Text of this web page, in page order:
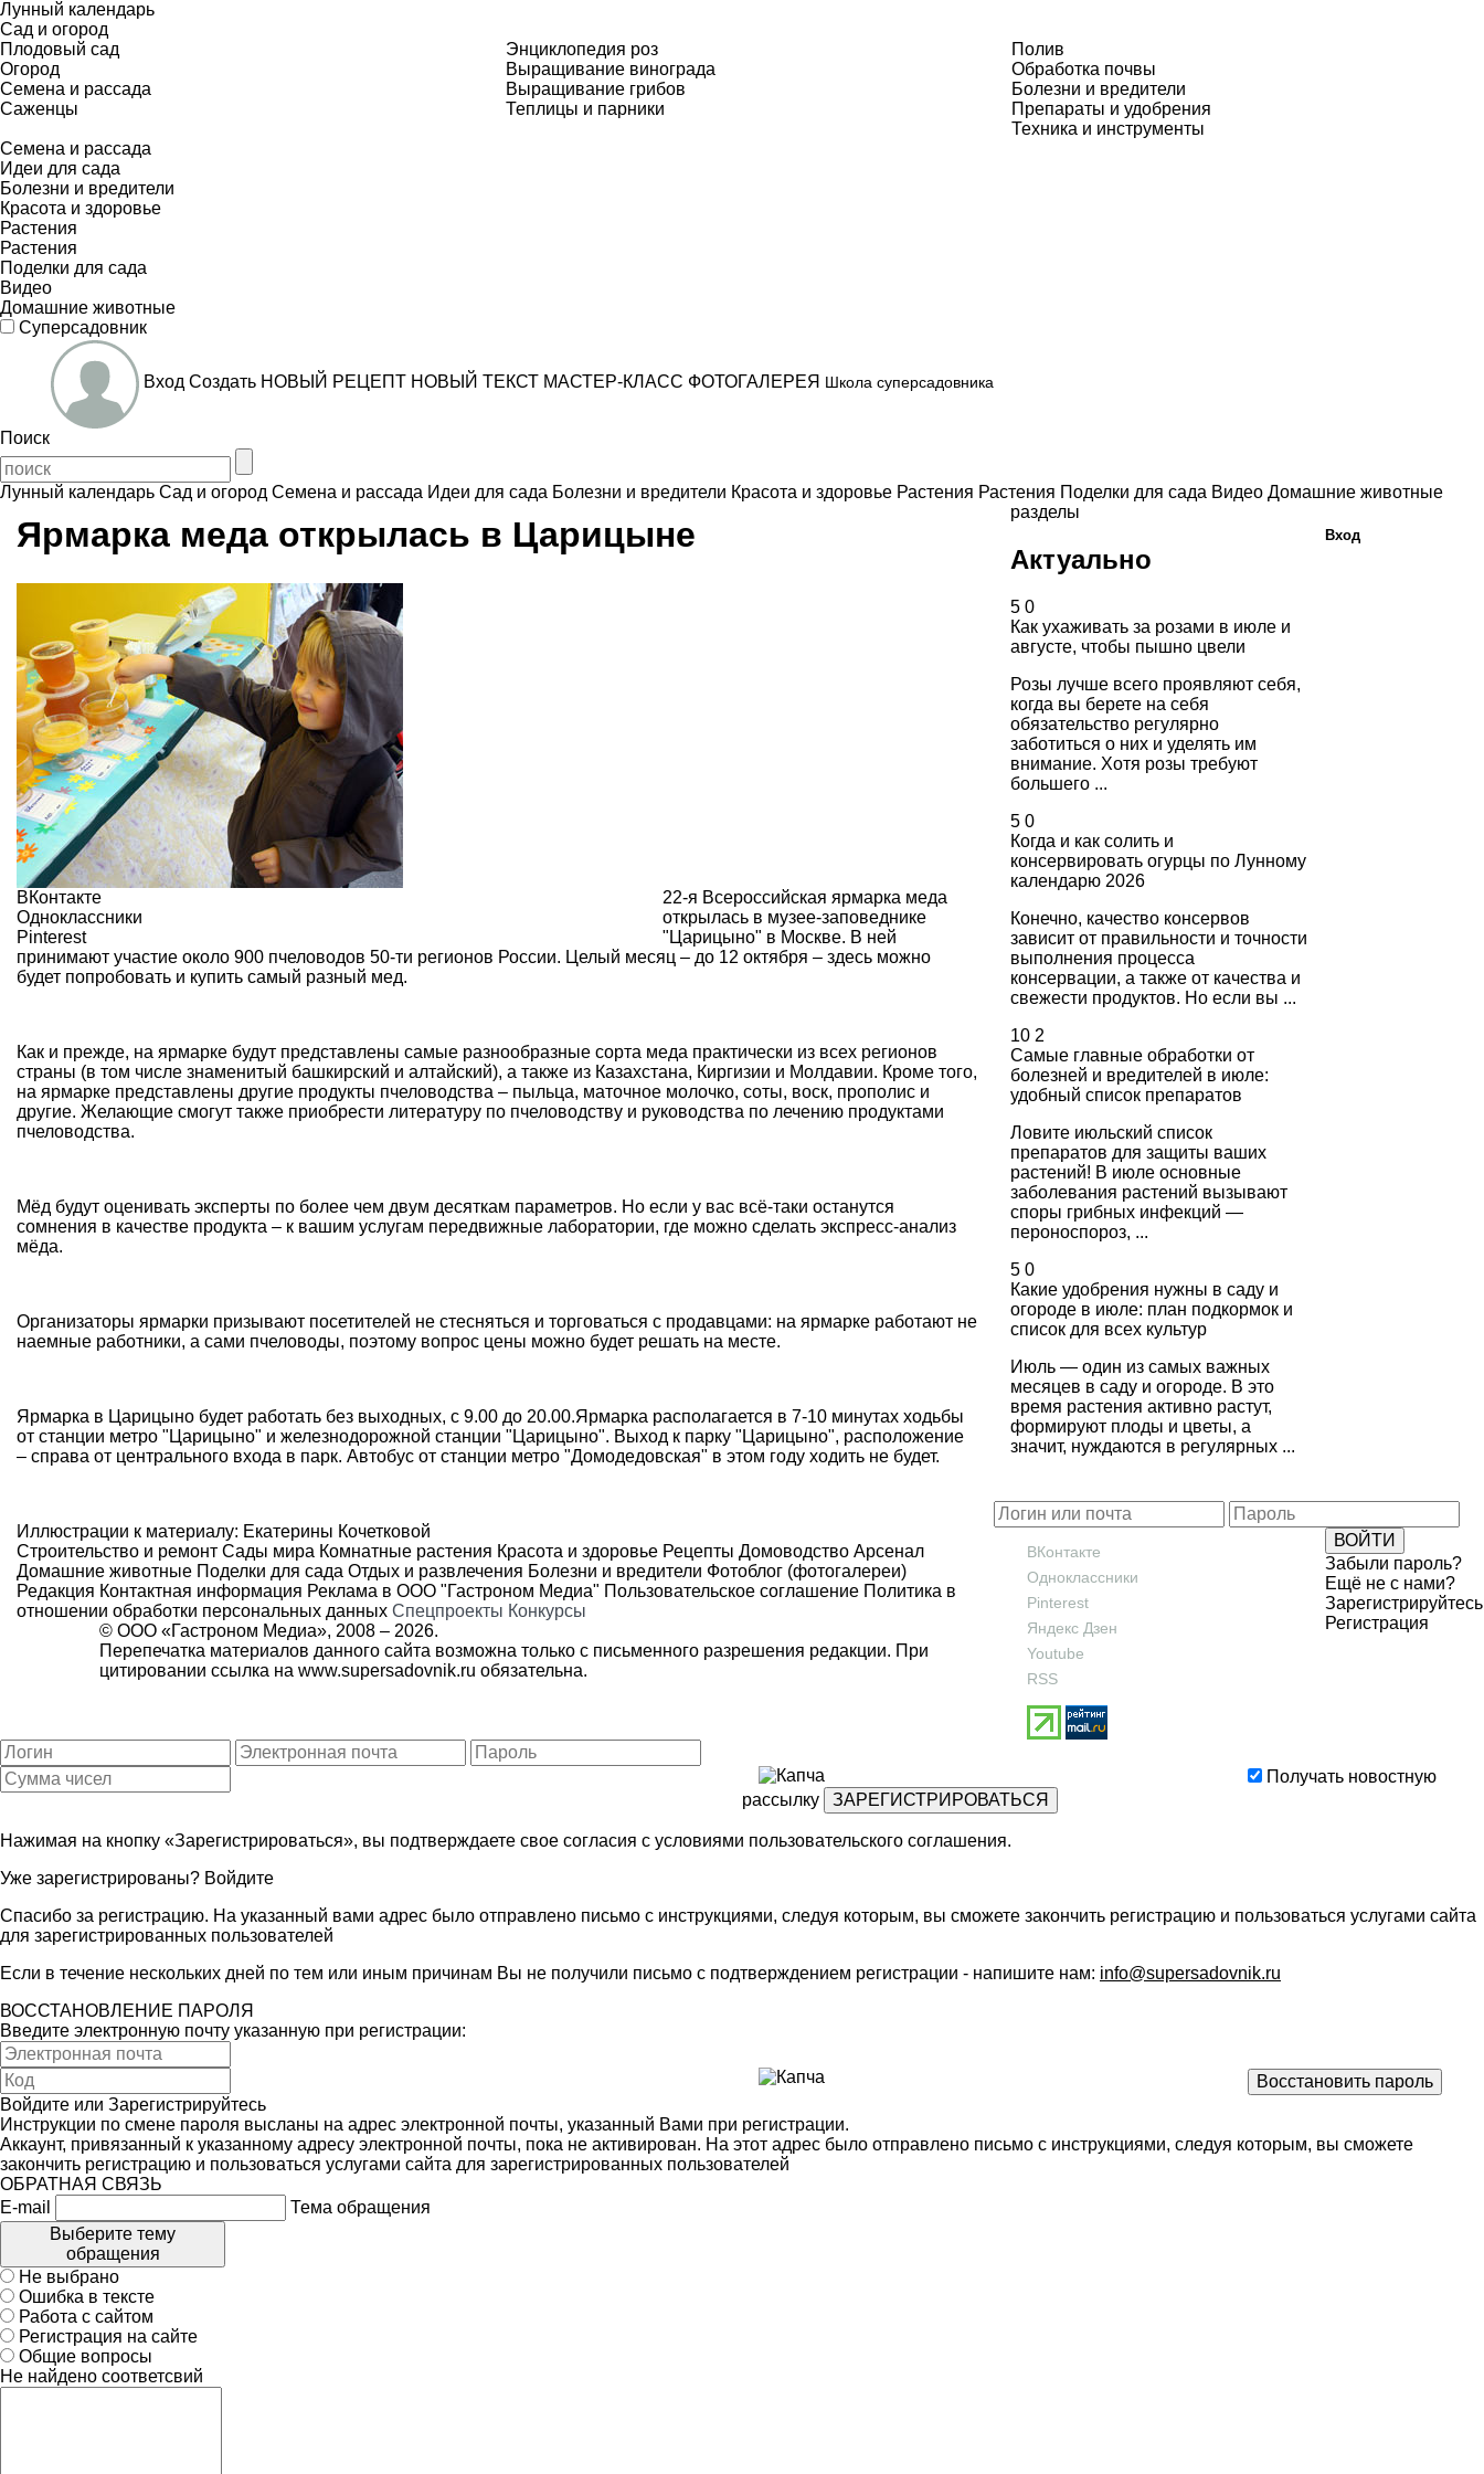
Лунный календарь
Сад и огород
Плодовый сад
Огород
Семена и рассада
Саженцы
Энциклопедия роз
Выращивание винограда
Выращивание грибов
Теплицы и парники
Полив
Обработка почвы
Болезни и вредители
Препараты и удобрения
Техника и инструменты
Семена и рассада
Идеи для сада
Болезни и вредители
Красота и здоровье
Растения
Растения
Поделки для сада
Видео
Домашние животные
Суперсадовник
Вход Создать НОВЫЙ РЕЦЕПТ НОВЫЙ ТЕКСТ МАСТЕР-КЛАСС ФОТОГАЛЕРЕЯ Школа суперсадовника
Поиск
Лунный календарь Сад и огород Семена и рассада Идеи для сада Болезни и вредители Красота и здоровье Растения Растения Поделки для сада Видео Домашние животные
Ярмарка меда открылась в Царицыне
ВКонтакте
Одноклассники
Pinterest
22-я Всероссийская ярмарка меда
открылась в музее-заповеднике
"Царицыно" в Москве. В ней
принимают участие около 900 пчеловодов 50-ти регионов России. Целый месяц – до 12 октября – здесь можно
будет попробовать и купить самый разный мед.
Как и прежде, на ярмарке будут представлены самые разнообразные сорта меда практически из всех регионов
страны (в том числе знаменитый башкирский и алтайский), а также из Казахстана, Киргизии и Молдавии. Кроме того,
на ярмарке представлены другие продукты пчеловодства – пыльца, маточное молочко, соты, воск, прополис и
другие. Желающие смогут также приобрести литературу по пчеловодству и руководства по лечению продуктами
пчеловодства.
Мёд будут оценивать эксперты по более чем двум десяткам параметров. Но если у вас всё-таки останутся
сомнения в качестве продукта – к вашим услугам передвижные лаборатории, где можно сделать экспресс-анализ
мёда.
Организаторы ярмарки призывают посетителей не стесняться и торговаться с продавцами: на ярмарке работают не
наемные работники, а сами пчеловоды, поэтому вопрос цены можно будет решать на месте.
Ярмарка в Царицыно будет работать без выходных, с 9.00 до 20.00.Ярмарка располагается в 7-10 минутах ходьбы
от станции метро "Царицыно" и железнодорожной станции "Царицыно". Выход к парку "Царицыно", расположение
– справа от центрального входа в парк. Автобус от станции метро "Домодедовская" в этом году ходить не будет.
Иллюстрации к материалу: Екатерины Кочетковой
разделы
Актуально
5 0
Как ухаживать за розами в июле и
августе, чтобы пышно цвели
Розы лучше всего проявляют себя,
когда вы берете на себя
обязательство регулярно
заботиться о них и уделять им
внимание. Хотя розы требуют
большего ...
5 0
Когда и как солить и
консервировать огурцы по Лунному
календарю 2026
Конечно, качество консервов
зависит от правильности и точности
выполнения процесса
консервации, а также от качества и
свежести продуктов. Но если вы ...
10 2
Самые главные обработки от
болезней и вредителей в июле:
удобный список препаратов
Ловите июльский список
препаратов для защиты ваших
растений! В июле основные
заболевания растений вызывают
споры грибных инфекций —
пероноспороз, ...
5 0
Какие удобрения нужны в саду и
огороде в июле: план подкормок и
список для всех культур
Июль — один из самых важных
месяцев в саду и огороде. В это
время растения активно растут,
формируют плоды и цветы, а
значит, нуждаются в регулярных ...
Строительство и ремонт Сады мира Комнатные растения Красота и здоровье Рецепты Домоводство Арсенал
Домашние животные Поделки для сада Отдых и развлечения Болезни и вредители Фотоблог (фотогалереи)
Редакция Контактная информация Реклама в ООО "Гастроном Медиа" Пользовательское соглашение Политика в
отношении обработки персональных данных Спецпроекты Конкурсы
© ООО «Гастроном Медиа», 2008 – 2026.
Перепечатка материалов данного сайта возможна только с письменного разрешения редакции. При
цитировании ссылка на www.supersadovnik.ru обязательна.
ВКонтакте
Одноклассники
Pinterest
Яндекс Дзен
Youtube
RSS
Вход
Забыли пароль?
Ещё не с нами?
Зарегистрируйтесь
Регистрация
Получать новостную
рассылку
Нажимая на кнопку «Зарегистрироваться», вы подтверждаете свое согласия с условиями пользовательского соглашения.
Уже зарегистрированы? Войдите
Спасибо за регистрацию. На указанный вами адрес было отправлено письмо с инструкциями, следуя которым, вы сможете закончить регистрацию и пользоваться услугами сайта
для зарегистрированных пользователей
Если в течение нескольких дней по тем или иным причинам Вы не получили письмо с подтверждением регистрации - напишите нам: info@supersadovnik.ru
ВОССТАНОВЛЕНИЕ ПАРОЛЯ
Введите электронную почту указанную при регистрации:
Войдите или Зарегистрируйтесь
Инструкции по смене пароля высланы на адрес электронной почты, указанный Вами при регистрации.
Аккаунт, привязанный к указанному адресу электронной почты, пока не активирован. На этот адрес было отправлено письмо с инструкциями, следуя которым, вы сможете
закончить регистрацию и пользоваться услугами сайта для зарегистрированных пользователей
ОБРАТНАЯ СВЯЗЬ
E-mail
Тема обращения
Выберите тему
обращения
Не выбрано
Ошибка в тексте
Работа с сайтом
Регистрация на сайте
Общие вопросы
Не найдено соответсвий